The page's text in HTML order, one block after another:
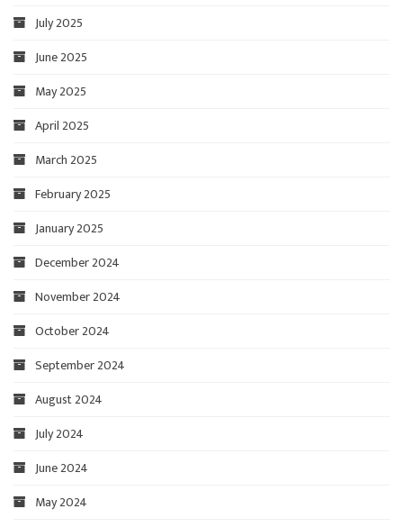
July 2025
June 2025
May 2025
April 2025
March 2025
February 2025
January 2025
December 2024
November 2024
October 2024
September 2024
August 2024
July 2024
June 2024
May 2024